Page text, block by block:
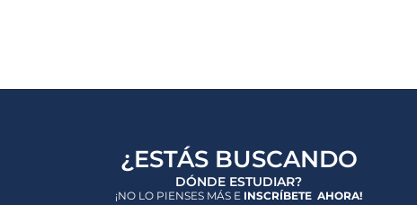
¿ESTÁS BUSCANDO
DÓNDE ESTUDIAR?
¡NO LO PIENSES MÁS E INSCRÍBETE AHORA!